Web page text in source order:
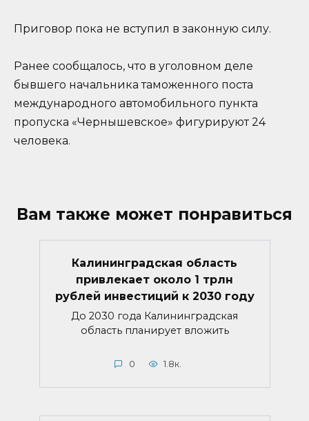
Приговор пока не вступил в законную силу.
Ранее сообщалось, что в уголовном деле
бывшего начальника таможенного поста
международного автомобильного пункта
пропуска «Чернышевское» фигурируют 24
человека.
Вам также может понравиться
Калининградская область
привлекает около 1 трлн
рублей инвестиций к 2030 году
До 2030 года Калининградская
область планирует вложить
0 1.8к.